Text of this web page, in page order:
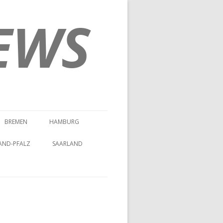
BREMEN HAMBURG
PFALZ SAARLAND